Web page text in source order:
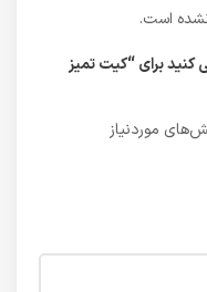
است.
کنید برای “کیت تمیز
موردنیاز